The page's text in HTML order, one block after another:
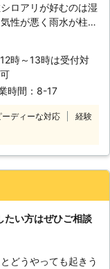
ロアリが好むのは湿
性が悪く雨水が柱な
んでいる古い木造家
なります。木材が湿
材腐朽菌という菌が
、在来種のシロアリ
湿気対策が重要とな
は乾いた木材にも被
のシロアリも増えて
頼いただけます。ま
時～13時は受付対
時間：8-17
ーディーな対応
経験
たい方はぜひご相談
どうやっても起きう